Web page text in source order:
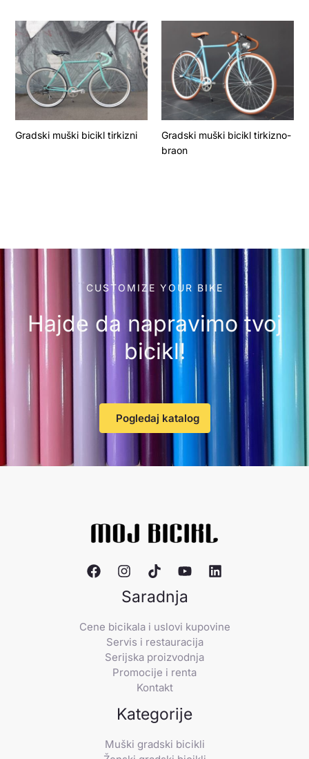
Gradski muški bicikl tirkizni
Gradski muški bicikl tirkizno-
braon
CUSTOMIZE YOUR BIKE
Hajde da napravimo tvoj
bicikl!
Pogledaj katalog
Saradnja
Cene bicikala i uslovi kupovine
Servis i restauracija
Serijska proizvodnja
Promocije i renta
Kontakt
Kategorije
Muški gradski bicikli